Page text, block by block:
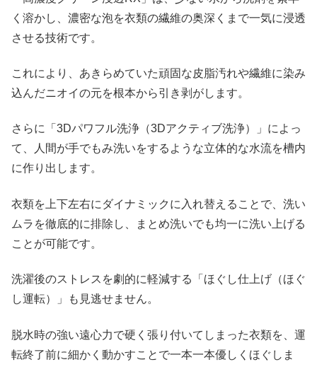
く溶かし、濃密な泡を衣類の繊維の奥深くまで一気に浸透
させる技術です。
これにより、あきらめていた頑固な皮脂汚れや繊維に染み
込んだニオイの元を根本から引き剥がします。
さらに「3Dパワフル洗浄（3Dアクティブ洗浄）」によっ
て、人間が手でもみ洗いをするような立体的な水流を槽内
に作り出します。
衣類を上下左右にダイナミックに入れ替えることで、洗い
ムラを徹底的に排除し、まとめ洗いでも均一に洗い上げる
ことが可能です。
洗濯後のストレスを劇的に軽減する「ほぐし仕上げ（ほぐ
し運転）」も見逃せません。
脱水時の強い遠心力で硬く張り付いてしまった衣類を、運
転終了前に細かく動かすことで一本一本優しくほぐしま